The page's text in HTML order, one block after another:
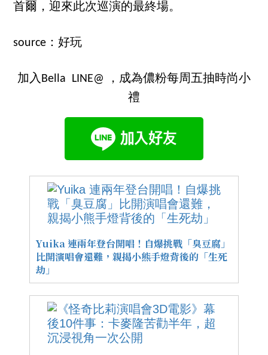
首爾，迎來此次巡演的最終場。
source：好玩
加入Bella LINE@ ，成為儂粉每周五抽時尚小
禮
Yuika 連兩年登台開唱！自爆挑戰「臭豆腐」
比開演唱會還難，親揭小熊手燈背後的「生死
劫」